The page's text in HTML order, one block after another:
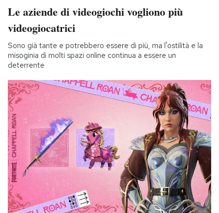
Le aziende di videogiochi vogliono più
videogiocatrici
Sono già tante e potrebbero essere di più, ma l'ostilità e la
misoginia di molti spazi online continua a essere un
deterrente